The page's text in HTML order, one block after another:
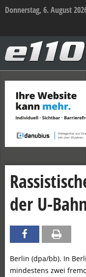
Donnerstag, 6. August
–
Das
Sicherheitsportal
Zum
Inhalt
springen
der U-
Berlin (dpa/bb). In
mindestens zwei